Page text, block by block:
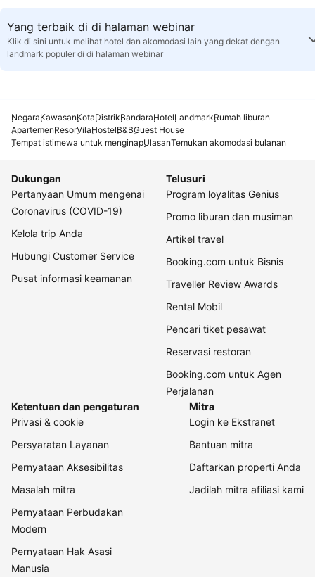
Yang terbaik di di halaman webinar
Klik di sini untuk melihat hotel dan akomodasi lain yang dekat dengan
landmark populer di di halaman webinar
NegaraKawasanKotaDistrikBandaraHotelLandmarkRumah liburan
ApartemenResorVilaHostelB&BGuest House
Tempat istimewa untuk menginapUlasanTemukan akomodasi bulanan
Dukungan
Pertanyaan Umum mengenai
Coronavirus (COVID-19)
Kelola trip Anda
Hubungi Customer Service
Pusat informasi keamanan
Telusuri
Program loyalitas Genius
Promo liburan dan musiman
Artikel travel
Booking.com untuk Bisnis
Traveller Review Awards
Rental Mobil
Pencari tiket pesawat
Reservasi restoran
Booking.com untuk Agen
Perjalanan
Ketentuan dan pengaturan
Privasi & cookie
Persyaratan Layanan
Pernyataan Aksesibilitas
Masalah mitra
Pernyataan Perbudakan
Modern
Pernyataan Hak Asasi
Manusia
Mitra
Login ke Ekstranet
Bantuan mitra
Daftarkan properti Anda
Jadilah mitra afiliasi kami